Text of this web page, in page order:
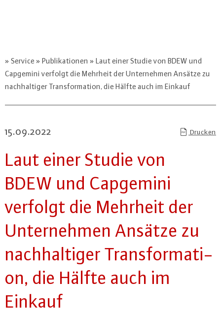
Service Publikationen
Laut einer Studie von BDEW und
Capgemini verfolgt die Mehrheit der Unternehmen Ansätze zu
nachhaltiger Transformation, die Hälfte auch im Einkauf
15.09.2022 Drucken
Laut einer Studie von
BDEW und Capgemini
verfolgt die Mehrheit der
Un­ter­neh­men Ansätze zu
nach­hal­ti­ger Trans­for­ma­ti­
on, die Hälfte auch im
Einkauf